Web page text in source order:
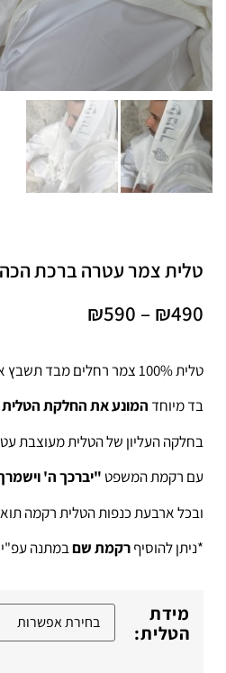
טלית צמר עטרה ברכת
₪490
–
₪590
טלית 100% צמר רחלים מבד תשבץ אוורירי
בד מיוחד המונע את החלקת
בחלקה העליון של הטלית מעוצבת
עם רקמת המשפט "יברכך ה'
ובכל ארבעת כנפות הטלית רקמה
*ניתן להוסיףרקמת שםבמתנה
מידת
הטלית: